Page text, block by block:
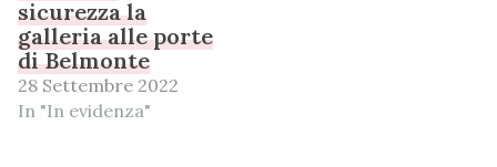
sicurezza la
galleria alle porte
di Belmonte
28 Settembre 2022
In "In evidenza"